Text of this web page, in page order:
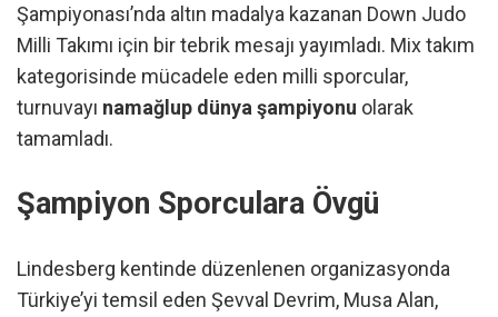
Şampiyonası’nda altın madalya kazanan Down Judo
Milli Takımı için bir tebrik mesajı yayımladı. Mix takım
kategorisinde mücadele eden milli sporcular,
turnuvayı namağlup dünya şampiyonu olarak
tamamladı.
Şampiyon Sporculara Övgü
Lindesberg kentinde düzenlenen organizasyonda
Türkiye’yi temsil eden Şevval Devrim, Musa Alan,